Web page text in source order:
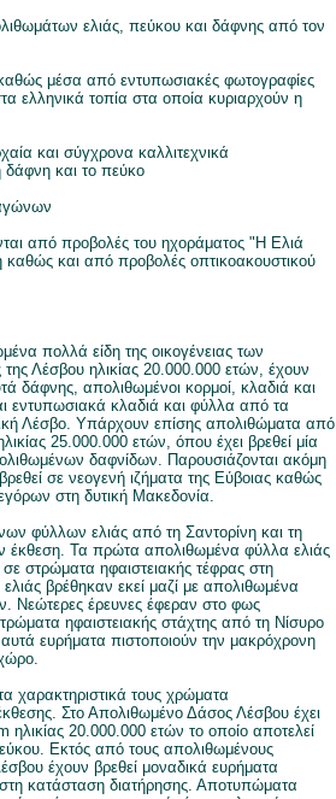
ελιάς, πεύκου και δάφνης από τον
μέσα από εντυπωσιακές φωτογραφίες
ελληνικά τοπία στα οποία κυριαρχούν η
και σύγχρονα καλλιτεχνικά
δάφνη και το πεύκο
από προβολές του ηχοράματος "Η Ελιά
και από προβολές οπτικοακουστικού
πολλά είδη της οικογένειας των
Λέσβου ηλικίας 20.000.000 ετών, έχουν
δάφνης, απολιθωμένοι κορμοί, κλαδιά και
εντυπωσιακά κλαδιά και φύλλα από τα
Λέσβο. Υπάρχουν επίσης απολιθώματα από
25.000.000 ετών, όπου έχει βρεθεί μία
δαφνίδων. Παρουσιάζονται ακόμη
σε νεογενή ιζήματα της Εύβοιας καθώς
στη δυτική Μακεδονία.
φύλλων ελιάς από τη Σαντορίνη και τη
έκθεση. Τα πρώτα απολιθωμένα φύλλα ελιάς
στρώματα ηφαιστειακής τέφρας στη
βρέθηκαν εκεί μαζί με απολιθωμένα
Νεώτερες έρευνες έφεραν στο φως
ηφαιστειακής στάχτης από τη Νίσυρο
ευρήματα πιστοποιούν την μακρόχρονη
χαρακτηριστικά τους χρώματα
Στο Απολιθωμένο Δάσος Λέσβου έχει
ηλικίας 20.000.000 ετών το οποίο αποτελεί
Εκτός από τους απολιθωμένους
έχουν βρεθεί μοναδικά ευρήματα
κατάσταση διατήρησης. Αποτυπώματα